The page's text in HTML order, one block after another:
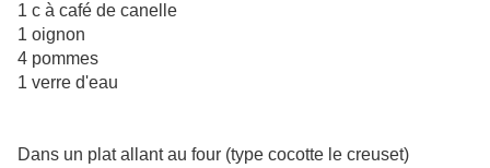
1 c à café de canelle
1 oignon
4 pommes
1 verre d'eau
Dans un plat allant au four (type cocotte le creuset)